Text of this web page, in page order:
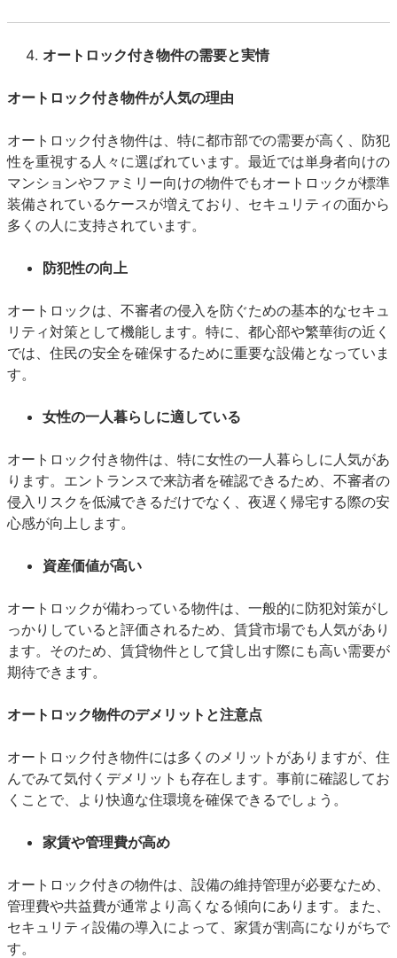
オートロック付き物件の需要と実情
オートロック付き物件が人気の理由
オートロック付き物件は、特に都市部での需要が高く、防犯
性を重視する人々に選ばれています。最近では単身者向けの
マンションやファミリー向けの物件でもオートロックが標準
装備されているケースが増えており、セキュリティの面から
多くの人に支持されています。
防犯性の向上
オートロックは、不審者の侵入を防ぐための基本的なセキュ
リティ対策として機能します。特に、都心部や繁華街の近く
では、住民の安全を確保するために重要な設備となっていま
す。
女性の一人暮らしに適している
オートロック付き物件は、特に女性の一人暮らしに人気があ
ります。エントランスで来訪者を確認できるため、不審者の
侵入リスクを低減できるだけでなく、夜遅く帰宅する際の安
心感が向上します。
資産価値が高い
オートロックが備わっている物件は、一般的に防犯対策がし
っかりしていると評価されるため、賃貸市場でも人気があり
ます。そのため、賃貸物件として貸し出す際にも高い需要が
期待できます。
オートロック物件のデメリットと注意点
オートロック付き物件には多くのメリットがありますが、住
んでみて気付くデメリットも存在します。事前に確認してお
くことで、より快適な住環境を確保できるでしょう。
家賃や管理費が高め
オートロック付きの物件は、設備の維持管理が必要なため、
管理費や共益費が通常より高くなる傾向にあります。また、
セキュリティ設備の導入によって、家賃が割高になりがちで
す。